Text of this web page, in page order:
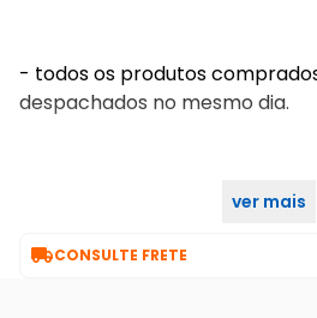
- todos os produtos
despachados no mesmo dia.
ver mais
CONSULTE FRETE